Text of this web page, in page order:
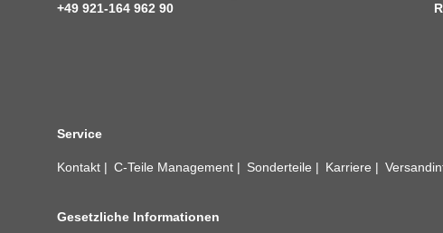
+49 921-164 962 90
Service
Kontakt C-Teile Management Sonderteile Karriere
Gesetzliche Informationen